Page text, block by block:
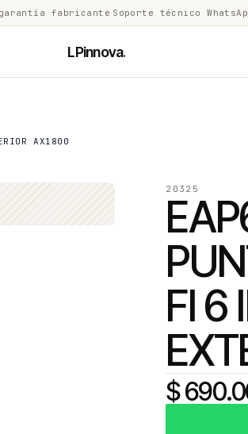
garantía fabricante Soporte técnico
LPinnova.
AX1800
20325
FI 6
$